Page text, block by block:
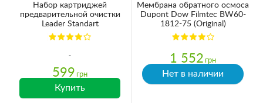
Набор картриджей
предварительной очистки
Leader Standart
599 грн
Купить
Мембрана обратного осмоса
Dupont Dow Filmtec BW60-
1812-75 (Original)
1 552 грн
Нет в наличии